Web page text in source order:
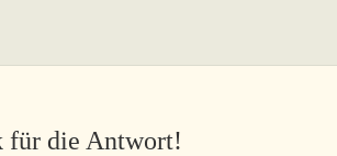
für die Antwort!